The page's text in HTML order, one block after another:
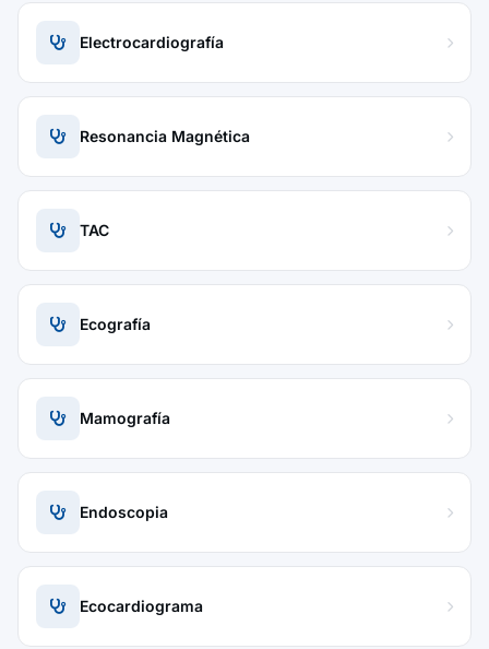
Electrocardiografía
Resonancia Magnética
TAC
Ecografía
Mamografía
Endoscopia
Ecocardiograma